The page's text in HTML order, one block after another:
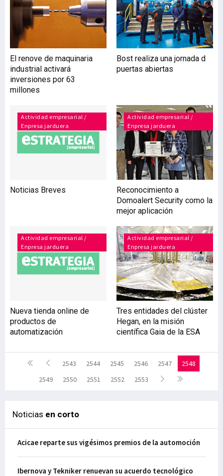
Cancer Research en el que
explica cómo la proteína
COL11A1 influye para que
el tumor de ovario genere
metástasis. La empresa
biotecnológica
Oncomatryx ha
que la proteína
denominada COL11A1 se
expresa en los tumores
cuando estos son de tipo
invasivo y
El renove de maquinaria
industrial activará
inversiones por 63
millones
Bost realiza una jornada d
puertas abiertas
Actividad empresarial /
Enpresa jarduera
Noticias Breves
Actividad empresarial /
Enpresa jarduera
Reconocimiento a
Domoalert Security como la
mejor aplicación
Actividad empresarial /
Enpresa jarduera
Nueva tienda online de
productos de
automatización
Actividad empresarial /
Enpresa jarduera
Tres entidades del clúster
Hegan, en la misión
científica Gaia de la ESA
2543 2544 2545 2546 2547
2548
2549
2550 2551 2552 2553
Noticias en corto
Acicae reparte sus vigésimos premios de la automoción
Ibernova y Tekniker renuevan su acuerdo tecnológico